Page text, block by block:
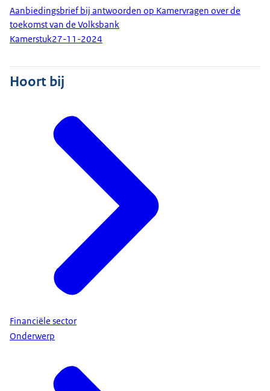
Aanbiedingsbrief bij antwoorden op Kamervragen over de
toekomst van de Volksbank
Kamerstuk27-11-2024
Hoort bij
Financiële sector
Onderwerp